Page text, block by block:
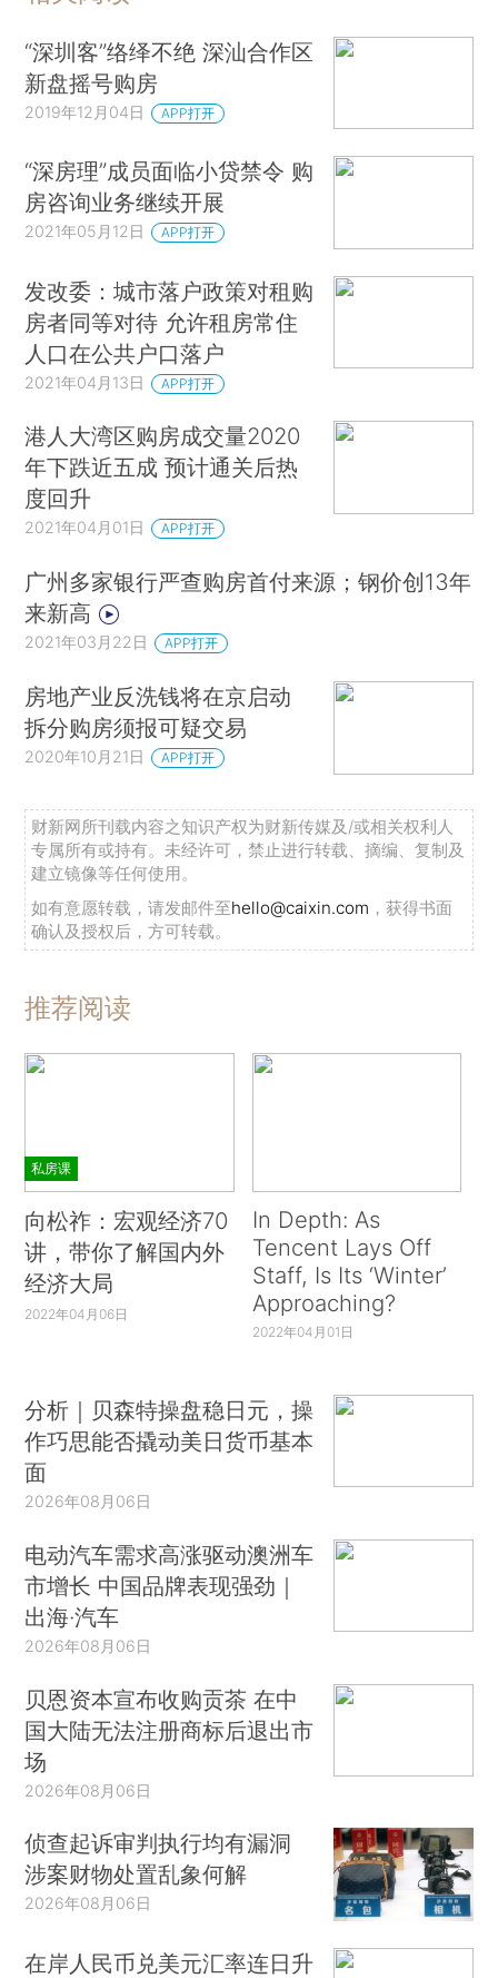
“深圳客”络绎不绝 深汕合作区
新盘摇号购房
2019年12月04日 APP打开
“深房理”成员面临小贷禁令 购
房咨询业务继续开展
2021年05月12日 APP打开
发改委：城市落户政策对租购
房者同等对待 允许租房常住
人口在公共户口落户
2021年04月13日 APP打开
港人大湾区购房成交量2020
年下跌近五成 预计通关后热
度回升
2021年04月01日 APP打开
广州多家银行严查购房首付来源；钢价创13年
来新高
2021年03月22日 APP打开
房地产业反洗钱将在京启动
拆分购房须报可疑交易
2020年10月21日 APP打开
财新网所刊载内容之知识产权为财新传媒及/或相关权利人
专属所有或持有。未经许可，禁止进行转载、摘编、复制及
建立镜像等任何使用。
如有意愿转载，请发邮件至hello@caixin.com ，获得书面
确认及授权后，方可转载。
推荐阅读
私房课
向松祚：宏观经济70
讲，带你了解国内外
经济大局
2022年04月06日
In Depth: As
Tencent Lays Off
Staff, Is Its ‘Winter’
Approaching?
2022年04月01日
分析｜贝森特操盘稳日元，操
作巧思能否撬动美日货币基本
面
2026年08月06日
电动汽车需求高涨驱动澳洲车
市增长 中国品牌表现强劲｜
出海·汽车
2026年08月06日
贝恩资本宣布收购贡茶 在中
国大陆无法注册商标后退出市
场
2026年08月06日
侦查起诉审判执行均有漏洞
涉案财物处置乱象何解
2026年08月06日
在岸人民币兑美元汇率连日升